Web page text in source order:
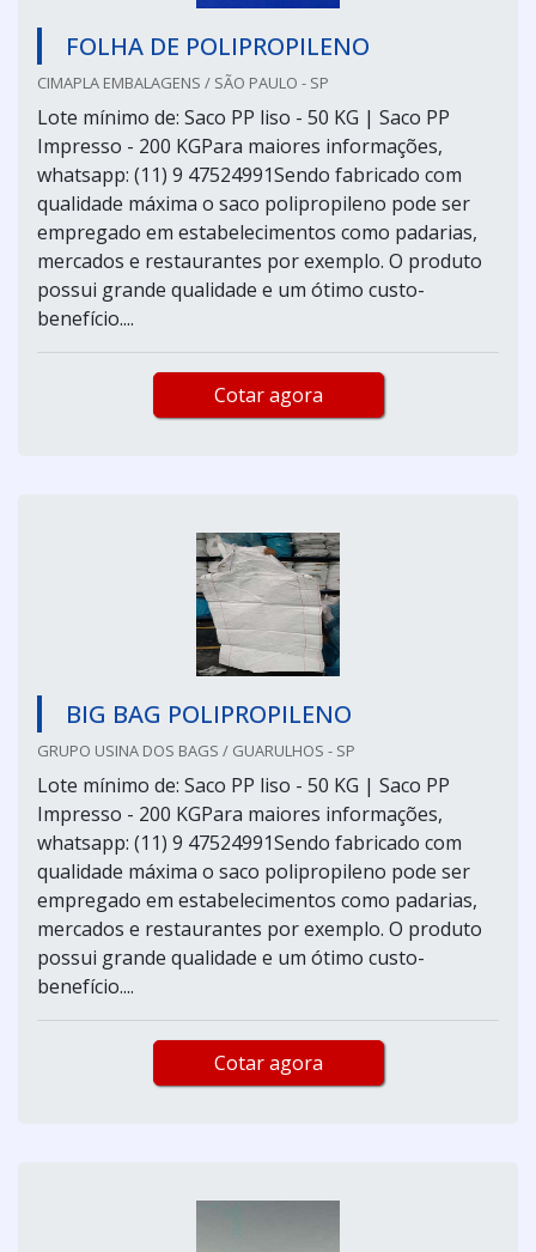
FOLHA DE POLIPROPILENO
CIMAPLA EMBALAGENS / SÃO PAULO - SP
Lote mínimo de: Saco PP liso - 50 KG | Saco PP
Impresso - 200 KGPara maiores informações,
whatsapp: (11) 9 47524991Sendo fabricado com
qualidade máxima o saco polipropileno pode ser
empregado em estabelecimentos como padarias,
mercados e restaurantes por exemplo. O produto
possui grande qualidade e um ótimo custo-
benefício....
Cotar agora
BIG BAG POLIPROPILENO
GRUPO USINA DOS BAGS / GUARULHOS - SP
Lote mínimo de: Saco PP liso - 50 KG | Saco PP
Impresso - 200 KGPara maiores informações,
whatsapp: (11) 9 47524991Sendo fabricado com
qualidade máxima o saco polipropileno pode ser
empregado em estabelecimentos como padarias,
mercados e restaurantes por exemplo. O produto
possui grande qualidade e um ótimo custo-
benefício....
Cotar agora